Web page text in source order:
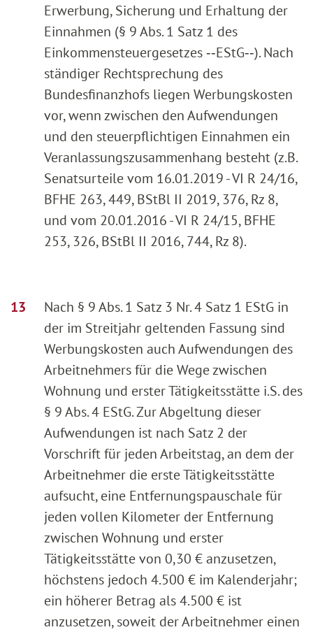
Erwerbung, Sicherung und Erhaltung der
Einnahmen (§ 9 Abs. 1 Satz 1 des
Einkommensteuergesetzes ‑‑EStG‑‑). Nach
ständiger Rechtsprechung des
Bundesfinanzhofs liegen Werbungskosten
vor, wenn zwischen den Aufwendungen
und den steuerpflichtigen Einnahmen ein
Veranlassungszusammenhang besteht (z.B.
Senatsurteile vom 16.01.2019 - VI R 24/16,
BFHE 263, 449, BStBl II 2019, 376, Rz 8,
und vom 20.01.2016 - VI R 24/15, BFHE
253, 326, BStBl II 2016, 744, Rz 8).
Nach § 9 Abs. 1 Satz 3 Nr. 4 Satz 1 EStG in
der im Streitjahr geltenden Fassung sind
Werbungskosten auch Aufwendungen des
Arbeitnehmers für die Wege zwischen
Wohnung und erster Tätigkeitsstätte i.S. des
§ 9 Abs. 4 EStG. Zur Abgeltung dieser
Aufwendungen ist nach Satz 2 der
Vorschrift für jeden Arbeitstag, an dem der
Arbeitnehmer die erste Tätigkeitsstätte
aufsucht, eine Entfernungspauschale für
jeden vollen Kilometer der Entfernung
zwischen Wohnung und erster
Tätigkeitsstätte von 0,30 € anzusetzen,
höchstens jedoch 4.500 € im Kalenderjahr;
ein höherer Betrag als 4.500 € ist
anzusetzen, soweit der Arbeitnehmer einen